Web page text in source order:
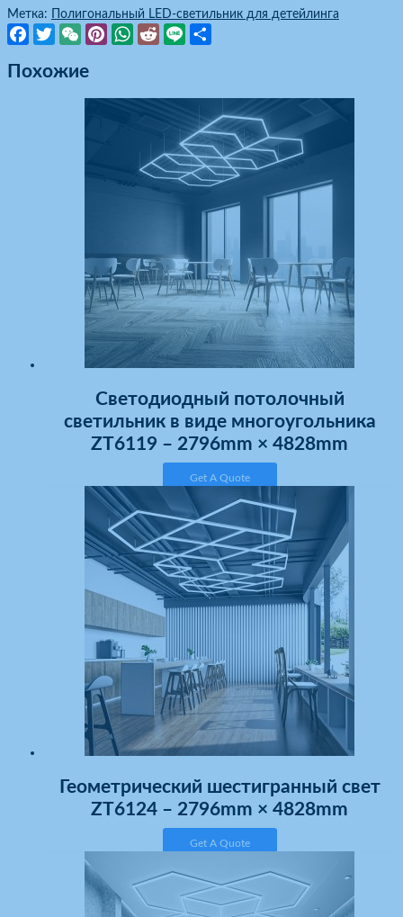
Метка: Полигональный LED-светильник для детейлинга
Похожие
Светодиодный потолочный
светильник в виде многоугольника
ZT6119 – 2796mm × 4828mm
Get A Quote
Геометрический шестигранный свет
ZT6124 – 2796mm × 4828mm
Get A Quote